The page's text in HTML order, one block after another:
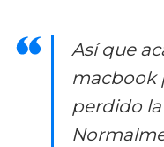
Así que
macbook
perdido